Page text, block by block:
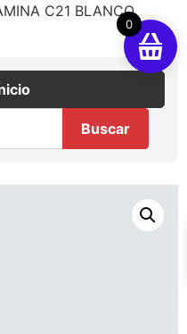
C21 BLANCO
Buscar
0